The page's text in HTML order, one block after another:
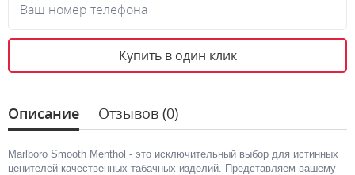
Ваш номер телефона
Купить в один клик
Описание Отзывов (0)
Marlboro Smooth Menthol - это исключительный выбор для истинных
ценителей качественных табачных изделий. Представляем вашему